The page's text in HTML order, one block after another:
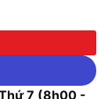
số lượng
7 (8h00 -